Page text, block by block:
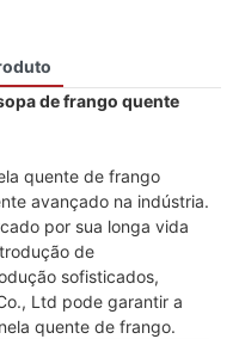
de frango quente
quente de frango
avançado na indústria.
por sua longa vida
de
sofisticados,
Ltd pode garantir a
quente de frango.